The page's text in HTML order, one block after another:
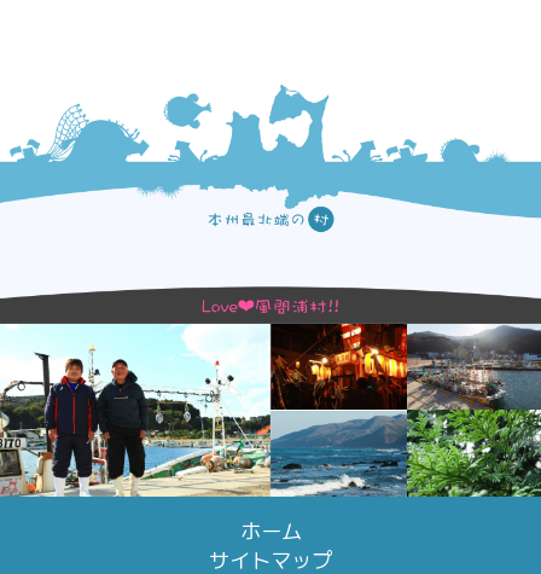
ホーム
サイトマップ